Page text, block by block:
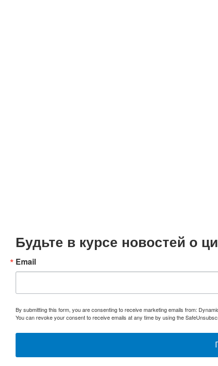
Будьте в курсе новостей о
Email
By submitting this form, you are consenting to receive marketing emails from:
You can revoke your consent to receive emails at any time by using the